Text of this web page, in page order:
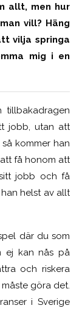
allt, men hur
vill? Häng
vilja springa
mig i en
tillbakadragen
jobb, utan att
kommer han
få honom att
jobb och få
helst av allt
där du som
ej kan nås på
och riskera
göra det.
i Sverige